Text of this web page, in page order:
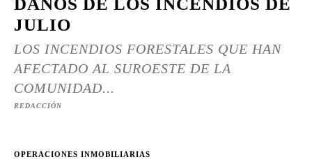
DAÑOS DE LOS INCENDIOS DE
JULIO
LOS INCENDIOS FORESTALES QUE HAN
AFECTADO AL SUROESTE DE LA
COMUNIDAD...
REDACCIÓN
OPERACIONES INMOBILIARIAS